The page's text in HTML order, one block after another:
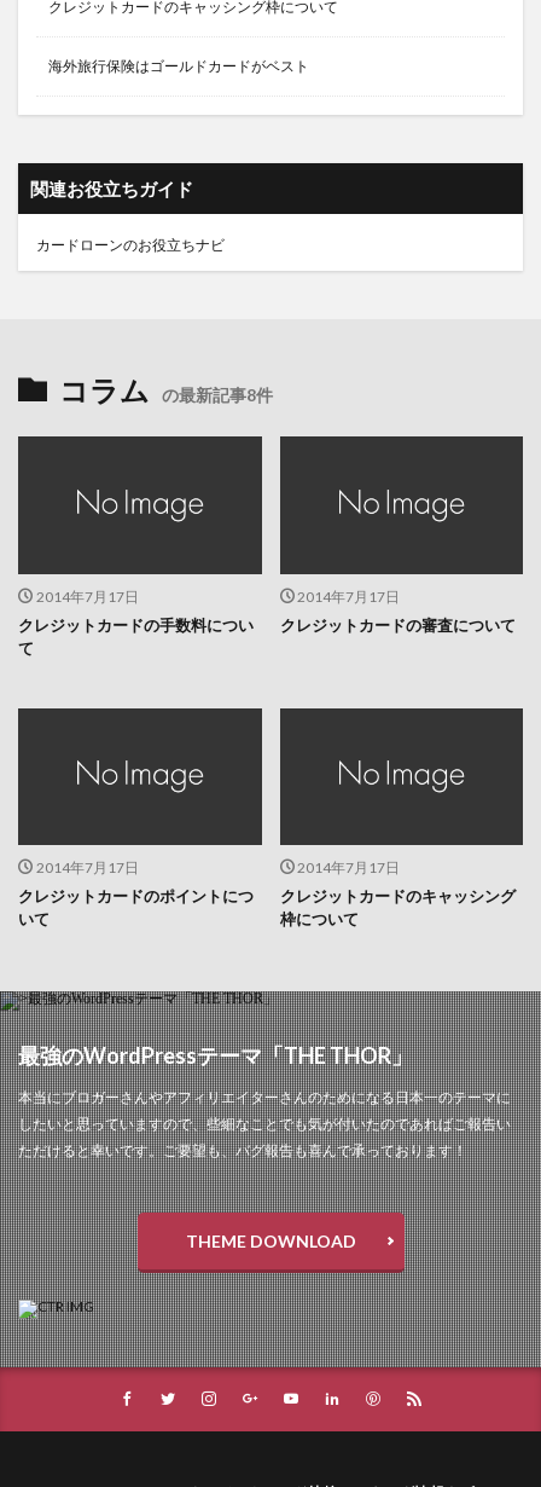
クレジットカードのキャッシング枠について
海外旅行保険はゴールドカードがベスト
関連お役立ちガイド
カードローンのお役立ちナビ
コラム の最新記事8件
2014年7月17日
クレジットカードの手数料につい
て
2014年7月17日
クレジットカードの審査について
2014年7月17日
クレジットカードのポイントにつ
いて
2014年7月17日
クレジットカードのキャッシング
枠について
最強のWordPressテーマ「THE THOR」
本当にブロガーさんやアフィリエイターさんのためになる日本一のテーマに
したいと思っていますので、些細なことでも気が付いたのであればご報告い
ただけると幸いです。ご要望も、バグ報告も喜んで承っております！
THEME DOWNLOAD